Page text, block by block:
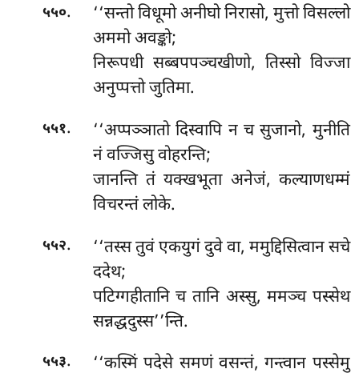
५५०.
‘‘सन्तो विधूमो अनीघो निरासो, मुत्तो विसल्लो
अममो अवङ्को;
निरूपधी सब्बपपञ्चखीणो, तिस्सो विज्जा
अनुप्पत्तो जुतिमा.
५५१. ‘‘अप्पञ्ञातोदिस्वापि न च सुजानो, मुनीति
नं वज्जिसु वोहरन्ति;
जानन्ति तं यक्खभूता अनेजं, कल्याणधम्मं
विचरन्तं लोके.
५५२. ‘‘तस्सतुवं एकयुगं दुवे वा, ममुद्दिसित्वान सचे
ददेथ;
पटिग्गहीतानि च तानि अस्सु, ममञ्च पस्सेथ
सन्नद्धदुस्स’’न्ति.
५५३.
‘‘कस्मिं पदेसे समणं वसन्तं, गन्त्वान पस्सेमु